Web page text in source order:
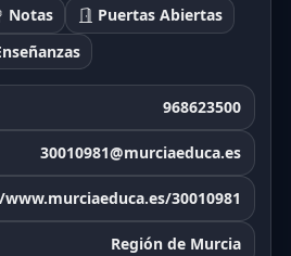
Notas
Puertas Abiertas
968623500
30010981@murciaeduca.es
30010981
Región de Murcia